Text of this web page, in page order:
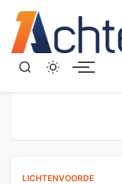
LICHTENVOORDE